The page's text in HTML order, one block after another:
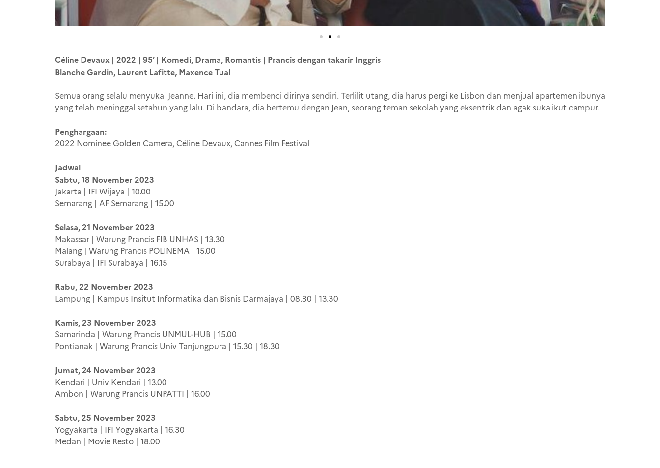
Céline Devaux | 2022 | 95’ | Komedi, Drama, Romantis | Prancis dengan takarir Inggris
Blanche Gardin, Laurent Lafitte, Maxence Tual
Semua orang selalu menyukai Jeanne. Hari ini, dia membenci dirinya sendiri. Terlilit utang, dia harus pergi ke Lisbon dan menjual apartemen ibunya
yang telah meninggal setahun yang lalu. Di bandara, dia bertemu dengan Jean, seorang teman sekolah yang eksentrik dan agak suka ikut campur.
Penghargaan:
2022 Nominee Golden Camera, Céline Devaux, Cannes Film Festival
Jadwal
Sabtu, 18 November 2023
Jakarta | IFI Wijaya | 10.00
Semarang | AF Semarang | 15.00
Selasa, 21 November 2023
Makassar | Warung Prancis FIB UNHAS | 13.30
Malang | Warung Prancis POLINEMA | 15.00
Surabaya | IFI Surabaya | 16.15
Rabu, 22 November 2023
Lampung | Kampus Insitut Informatika dan Bisnis Darmajaya | 08.30 | 13.30
Kamis, 23 November 2023
Samarinda | Warung Prancis UNMUL-HUB | 15.00
Pontianak | Warung Prancis Univ Tanjungpura | 15.30 | 18.30
Jumat, 24 November 2023
Kendari | Univ Kendari | 13.00
Ambon | Warung Prancis UNPATTI | 16.00
Sabtu, 25 November 2023
Yogyakarta | IFI Yogyakarta | 16.30
Medan | Movie Resto | 18.00